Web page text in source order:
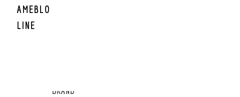
GEAR TARP/TENT
GEAR MAT
GEAR BRAND
AMEBLO
LINE